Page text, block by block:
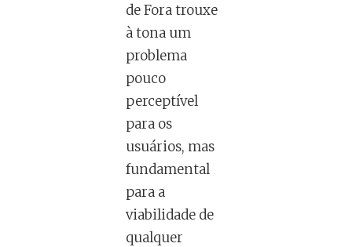
de Fora trouxe
à tona um
problema
pouco
perceptível
para os
usuários, mas
fundamental
para a
viabilidade de
qualquer